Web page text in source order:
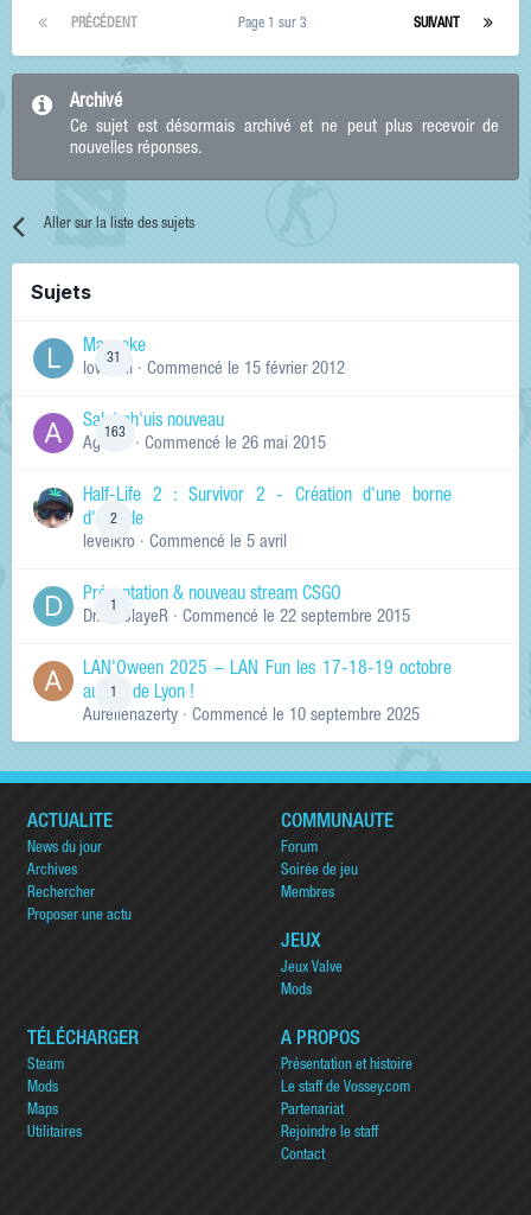
PRÉCÉDENT SUIVANT
Page 1 sur 3
Archivé
Ce sujet est désormais archivé et ne peut plus recevoir de
nouvelles réponses.
Aller sur la liste des sujets
Sujets
31
Manneke
lowskill · Commencé le 15 février 2012
163
Salut ch'uis nouveau
Ag0Nie · Commencé le 26 mai 2015
2
Half-Life 2 : Survivor 2 - Création d'une borne
d'arcade
levelkro · Commencé le 5 avril
Présentation & nouveau stream CSGO
Dr.KinSlayeR · Commencé le 22 septembre 2015
LAN'Oween 2025 – LAN Fun les 17-18-19 octobre
au sud de Lyon !
Aurelienazerty · Commencé le 10 septembre 2025
ACTUALITÉ
News du jour
Archives
Rechercher
Proposer une actu
COMMUNAUTÉ
Forum
Soirée de jeu
Membres
JEUX
Jeux Valve
Mods
TÉLÉCHARGER
Steam
Mods
Maps
Utilitaires
A PROPOS
Présentation et histoire
Le staff de Vossey.com
Partenariat
Rejoindre le staff
Contact